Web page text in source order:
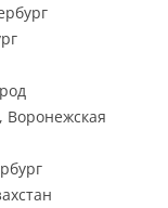
Воронежская